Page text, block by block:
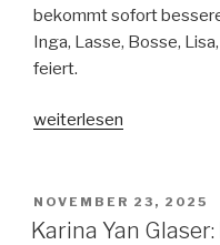
bekommt sofort
Inga, Lasse, Bosse,
feiert.
„Astrid
in
Bullerbü“
weiterlesen
VERÖFFENTLICHT
AM
NOVEMBER 23, 2025
Karina Yan